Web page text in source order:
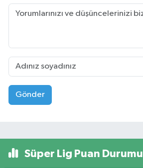
Gönder
Süper Lig Puan Durumu